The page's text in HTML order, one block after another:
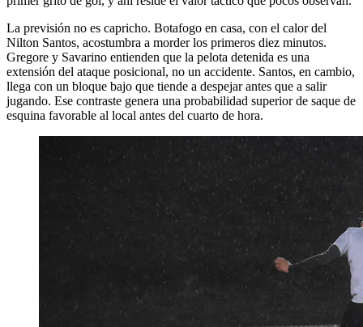
La previsión no es capricho. Botafogo en casa, con el calor del
Nilton Santos, acostumbra a morder los primeros diez minutos.
Gregore y Savarino entienden que la pelota detenida es una
extensión del ataque posicional, no un accidente. Santos, en cambio,
llega con un bloque bajo que tiende a despejar antes que a salir
jugando. Ese contraste genera una probabilidad superior de saque de
esquina favorable al local antes del cuarto de hora.